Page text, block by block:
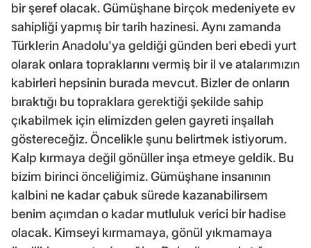
bir şeref olacak. Gümüşhane birçok medeniyete ev
sahipliği yapmış bir tarih hazinesi. Aynı zamanda
Türklerin Anadolu'ya geldiği günden beri ebedi yurt
olarak onlara topraklarını vermiş bir il ve atalarımızın
kabirleri hepsinin burada mevcut. Bizler de onların
bıraktığı bu topraklara gerektiği şekilde sahip
çıkabilmek için elimizden gelen gayreti inşallah
göstereceğiz. Öncelikle şunu belirtmek istiyorum.
Kalp kırmaya değil gönüller inşa etmeye geldik. Bu
bizim birinci önceliğimiz. Gümüşhane insanının
kalbini ne kadar çabuk sürede kazanabilirsem
benim açımdan o kadar mutluluk verici bir hadise
olacak. Kimseyi kırmamaya, gönül yıkmamaya